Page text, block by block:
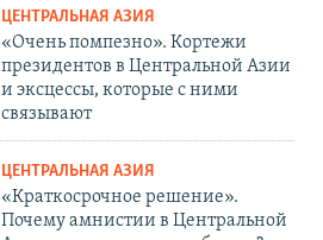
ЦЕНТРАЛЬНАЯ АЗИЯ
«Очень помпезно». Кортежи
президентов в Центральной Азии
и эксцессы, которые с ними
связывают
ЦЕНТРАЛЬНАЯ АЗИЯ
«Краткосрочное решение».
Почему амнистии в Центральной